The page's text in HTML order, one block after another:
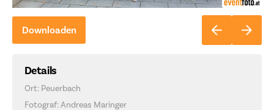
Downloaden
Details
Ort: Peuerbach
Fotograf: Andreas Maringer